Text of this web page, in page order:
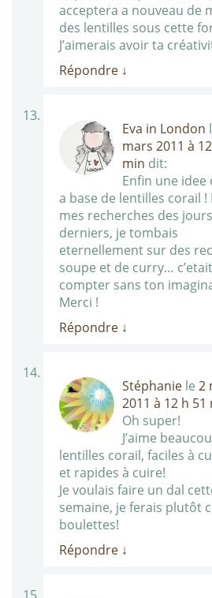
acceptera a nouveau de
des lentilles sous cette
J’aimerais avoir ta
Répondre ↓
Eva in London
mars 2011 à
min dit:
Enfin une idee
a base de lentilles corail !
mes recherches des jours
derniers, je tombais
eternellement sur des
soupe et de curry… c’etait
compter sans ton
Merci !
Répondre ↓
Stéphanie le 2
2011 à 12 h 51
Oh super!
J’aime
lentilles corail, faciles à
et rapides à cuire!
Je voulais faire un dal
semaine, je ferais plutôt
boulettes!
Répondre ↓